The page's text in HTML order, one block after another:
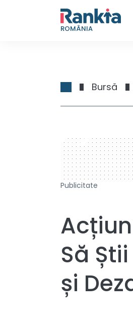
ROMÂNIA
Bursă
728 x 90
Publicitate
Să
și